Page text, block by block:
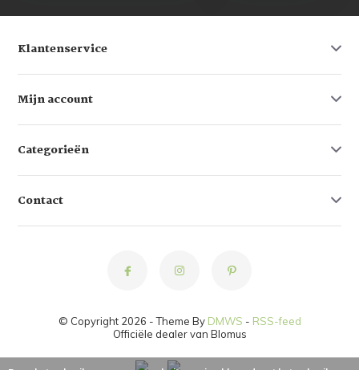
Klantenservice
Mijn account
Categorieën
Contact
© Copyright 2026 - Theme By DMWS - RSS-feed
Officiële dealer van Blomus